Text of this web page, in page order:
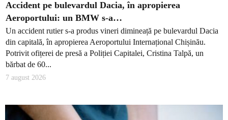
Accident pe bulevardul Dacia, în apropierea
Aeroportului: un BMW s-a…
Un accident rutier s-a produs vineri dimineață pe bulevardul Dacia
din capitală, în apropierea Aeroportului Internațional Chișinău.
Potrivit ofițerei de presă a Poliției Capitalei, Cristina Talpă, un
bărbat de 60...
7 august 2026